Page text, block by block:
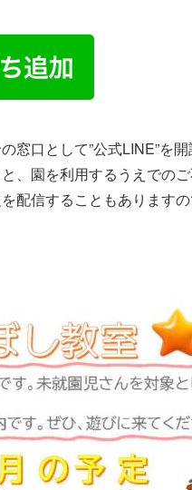
窓口として”公式LINE”を
、園を利用するうえでの
配信することもあります